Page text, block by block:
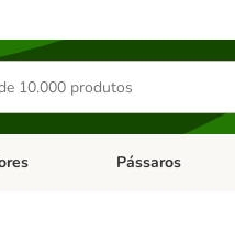
de categoria: Antiparasitários
Abrir menu de
Pássaros